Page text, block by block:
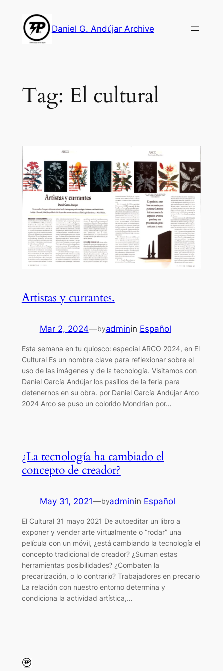
content
Daniel G. Andújar Archive
Tag: El cultural
Artistas y currantes.
Mar 2, 2024—byadminin Español
Esta semana en tu quiosco: especial ARCO 2024, en El
Cultural Es un nombre clave para reflexionar sobre el
uso de las imágenes y de la tecnología. Visitamos con
Daniel García Andújar los pasillos de la feria para
detenernos en su obra. por Daniel García Andújar Arco
2024 Arco se puso un colorido Mondrian por…
¿La tecnología ha cambiado el
concepto de creador?
May 31, 2021—byadminin Español
El Cultural 31 mayo 2021 De autoeditar un libro a
exponer y vender arte virtualmente o “rodar” una
película con un móvil, ¿está cambiando la tecnología el
concepto tradicional de creador? ¿Suman estas
herramientas posibilidades? ¿Combaten la
precarización, o lo contrario? Trabajadores en precario
La relación con nuestro entorno determina y
condiciona la actividad artística,…